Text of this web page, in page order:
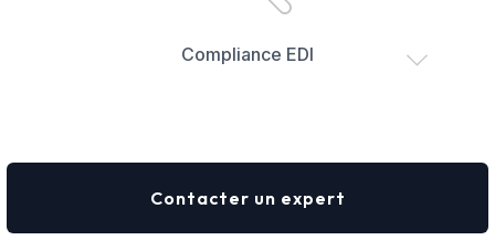
Compliance EDI
Contacter un expert